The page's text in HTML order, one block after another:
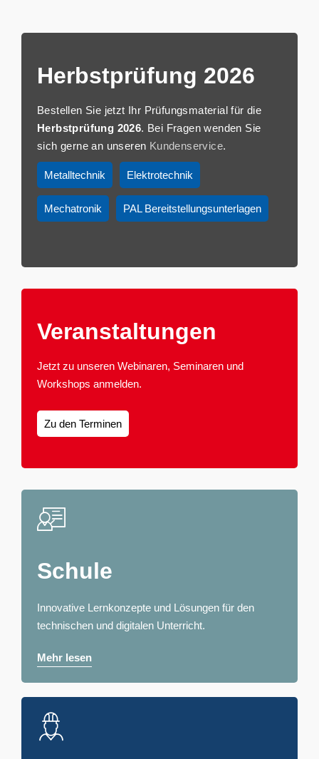
Herbstprüfung 2026
Bestellen Sie jetzt Ihr Prüfungsmaterial für die
Herbstprüfung 2026. Bei Fragen wenden Sie
sich gerne an unseren Kundenservice.
Metalltechnik Elektrotechnik
Mechatronik PAL Bereitstellungsunterlagen
Veranstaltun­gen
Jetzt zu unseren Webinaren, Seminaren und
Workshops anmelden.
Zu den Terminen
Schule
Innovative Lernkonzepte und Lösungen für den
technischen und digitalen Unterricht.
Mehr lesen